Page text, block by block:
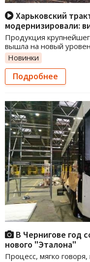
Харьковский
модернизировали:
Продукция
вышла на новый
Новинки
Подробнее
В Чернигове год
нового "Эталона"
Процесс, мягко